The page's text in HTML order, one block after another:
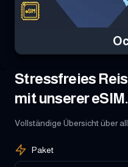
Stressfreies
mit unserer eSIM.
Vollständige Übersicht über
Paket